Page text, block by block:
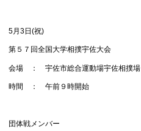
5月3日(祝)
第５７回全国大学相撲宇佐大会
会場 ： 宇佐市総合運動場宇佐相撲場
時間 ： 午前９時開始
団体戦メンバー